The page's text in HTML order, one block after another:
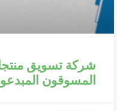
شركة تسويق
المسوقون المبدعون